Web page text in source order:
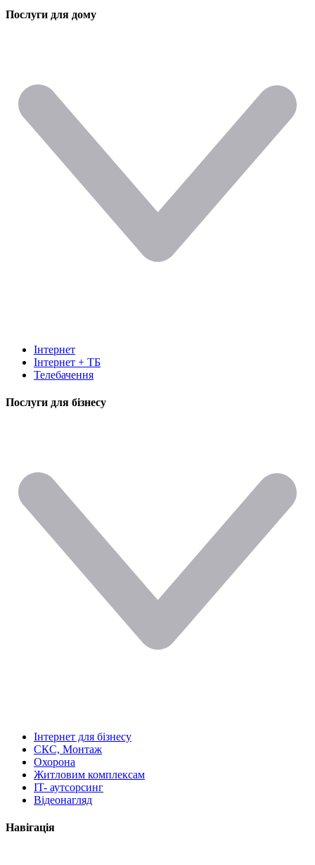
Послуги для дому
Інтернет
Інтернет + ТБ
Телебачення
Послуги для бізнесу
Інтернет для бізнесу
СКС, Монтаж
Охорона
Житловим комплексам
IT- аутсорсинг
Відеонагляд
Навігація